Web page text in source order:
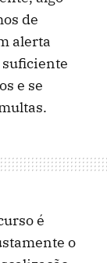
de
alerta
e se
é
o